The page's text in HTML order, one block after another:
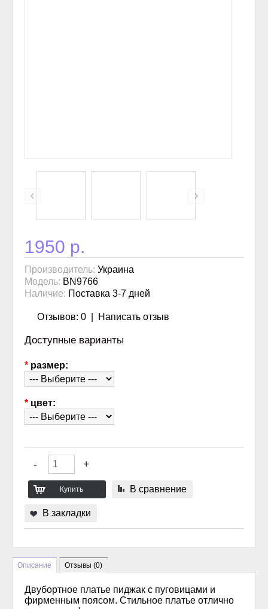
1950 р.
Производитель: Украина
Модель: BN9766
Наличие: Поставка 3-7 дней
Отзывов: 0 Написать отзыв
Доступные варианты
* размер:
* цвет:
В сравнение
В закладки
Описание Отзывы (0)
Двубортное платье пиджак с пуговицами и
фирменным поясом. Стильное платье отлично